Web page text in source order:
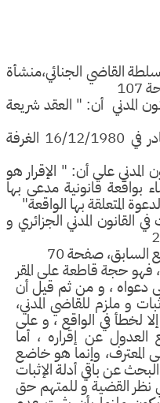
الجنائي،منشأة
المدني أن: " العقد شريعة
قرار المحكمة العليا صادر في 16/12/1980 الغرفة
المدني على أن: " الإقرار هو
قانونية مدعى بها
المتعلقة بها الواقعة"
المدني الجزائري و
صفحة 70
حجة قاطعة على المقر
، و من ثم قيل أن
و ملزم للقاضي المدني،
في الواقع ، و على
عن إقراره ، أما
وإنما هو خاضع
عن باقي أدلة الإثبات
القضية و للمتهم حق